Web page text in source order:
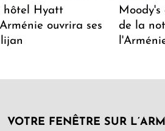
hôtel Hyatt
ouvrira ses
de la
VOTRE FENÊTRE SUR